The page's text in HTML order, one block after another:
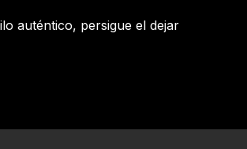
auténtico, persigue el dejar